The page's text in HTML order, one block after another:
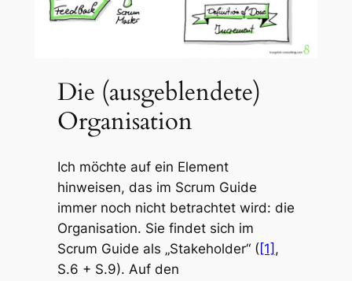
Die (ausgeblendete)
Organisation
Ich möchte auf ein Element
hinweisen, das im Scrum Guide
immer noch nicht betrachtet wird: die
Organisation. Sie findet sich im
Scrum Guide als „Stakeholder“ ( [1] ,
S.6 + S.9). Auf den